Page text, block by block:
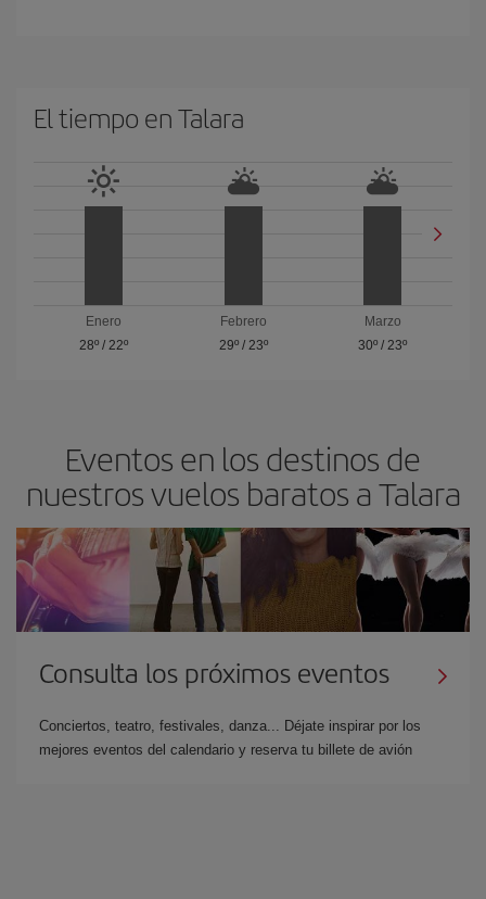
El tiempo en Talara
Enero
28º/ 22º
Febrero
29º/ 23º
Marzo
30º /23º
Eventos en los destinos de
nuestros vuelos baratos a Talara
Consulta los próximos eventos
Conciertos, teatro, festivales, danza... Déjate inspirar por los
mejores eventos del calendario y reserva tu billete de avión